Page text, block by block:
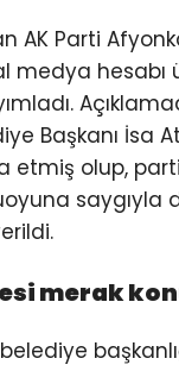
AK Parti
medya hesabı
Başkanı İsa
etmiş olup,
saygıyla
merak